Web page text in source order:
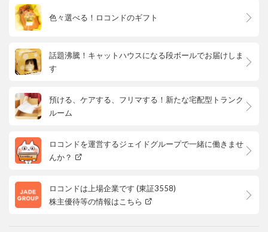
色々選べる！ロコンドのギフト
話題沸騰！キャットハウスになる段ボールでお届けしま
す
預ける、ケアする、フリマする！新たな宅配型トランク
ルーム
ロコンドを運営するジェイドグループで一緒に働きませ
んか？
ロコンドは上場企業です (東証3558)
株主優待等の情報はこちら